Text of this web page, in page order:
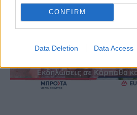
CONFIRM
Data Deletion Data Access